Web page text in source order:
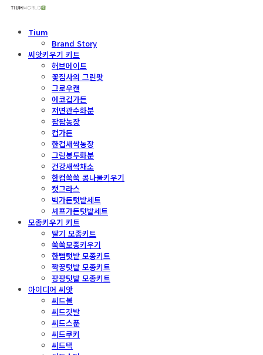
Tium
Brand Story
씨앗키우기 키트
허브메이트
꽃집사의 그린팟
그로우캔
에코컵가든
저면관수화분
팜팜농장
컵가든
한컵새싹농장
그림봉투화분
건강새싹채소
한컵쑥쑥 콩나물키우기
캣그라스
빅가든텃밭세트
셰프가든텃밭세트
모종키우기 키트
딸기 모종키트
쑥쑥모종키우기
한뼘텃밭 모종키트
짝꿍텃밭 모종키트
팡팡텃밭 모종키트
아이디어 씨앗
씨드볼
씨드깃발
씨드스푼
씨드쿠키
씨드택